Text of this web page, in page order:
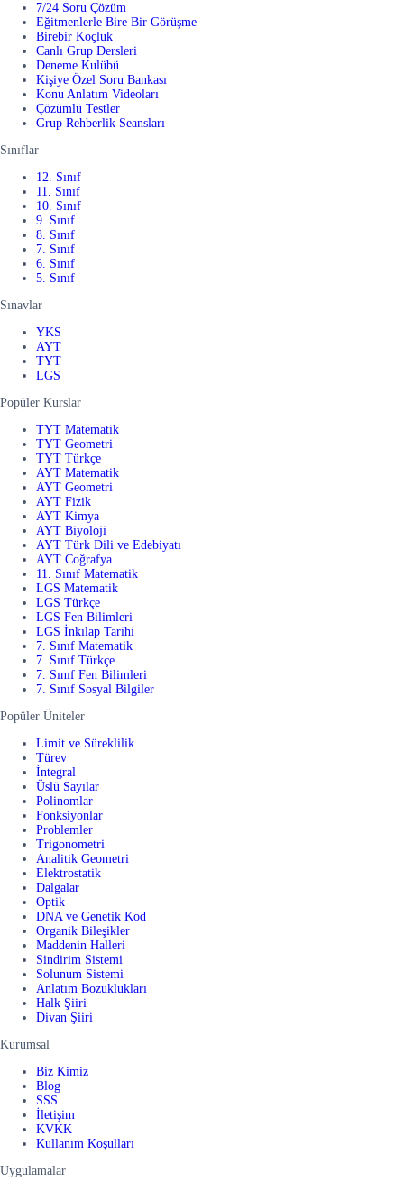
7/24 Soru Çözüm
Eğitmenlerle Bire Bir Görüşme
Birebir Koçluk
Canlı Grup Dersleri
Deneme Kulübü
Kişiye Özel Soru Bankası
Konu Anlatım Videoları
Çözümlü Testler
Grup Rehberlik Seansları
Sınıflar
12. Sınıf
11. Sınıf
10. Sınıf
9. Sınıf
8. Sınıf
7. Sınıf
6. Sınıf
5. Sınıf
Sınavlar
YKS
AYT
TYT
LGS
Popüler Kurslar
TYT Matematik
TYT Geometri
TYT Türkçe
AYT Matematik
AYT Geometri
AYT Fizik
AYT Kimya
AYT Biyoloji
AYT Türk Dili ve Edebiyatı
AYT Coğrafya
11. Sınıf Matematik
LGS Matematik
LGS Türkçe
LGS Fen Bilimleri
LGS İnkılap Tarihi
7. Sınıf Matematik
7. Sınıf Türkçe
7. Sınıf Fen Bilimleri
7. Sınıf Sosyal Bilgiler
Popüler Üniteler
Limit ve Süreklilik
Türev
İntegral
Üslü Sayılar
Polinomlar
Fonksiyonlar
Problemler
Trigonometri
Analitik Geometri
Elektrostatik
Dalgalar
Optik
DNA ve Genetik Kod
Organik Bileşikler
Maddenin Halleri
Sindirim Sistemi
Solunum Sistemi
Anlatım Bozuklukları
Halk Şiiri
Divan Şiiri
Kurumsal
Biz Kimiz
Blog
SSS
İletişim
KVKK
Kullanım Koşulları
Uygulamalar